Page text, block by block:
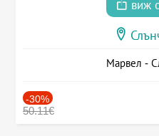
виж
Марвел -
-30%
50.11€